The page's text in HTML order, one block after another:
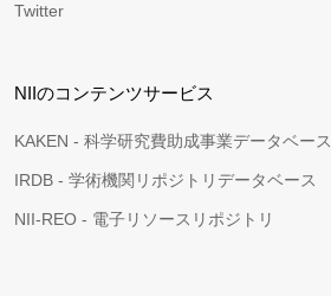
Twitter
NIIのコンテンツサービス
KAKEN - 科学研究費助成事業データベース
IRDB - 学術機関リポジトリデータベース
NII-REO - 電子リソースリポジトリ